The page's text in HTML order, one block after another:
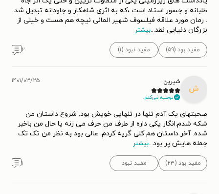
طلبانه و جسور استاد است ،که به اثری شاهکار و جاودانه تبدیل شد
. رمان مورد علاقه فیلسوف شهیر المانی نیچه هم هست و خیلی از
بزرگان دنیایی نقد...بیشتر
مفید بود (۵۹) مفید نبود (۱) ۲
ش
شیرین
توصیه می‌کنم.
۱۴۰۱/۰۳/۲۵
صحبتهای یک آدم تنها در تنهایی خویش بود. شروع داستان من
شکه شدم.انگار یکی داره از طرف من حرف می زنه یا حال من باخبر
شده. آخر داستان هم کلی گریه کردم. عالی بود به نظر من تک تک
جمله هایش پر بود...بیشتر
مفید بود (۲۳) مفید نبود ۱